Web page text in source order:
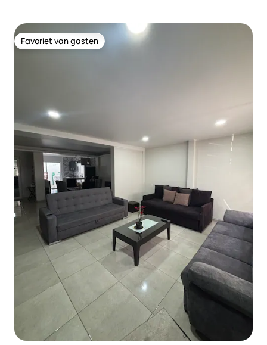
Favoriet van gasten
Favoriet van gasten